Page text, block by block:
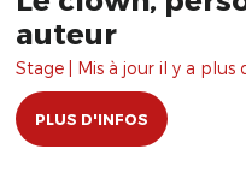
auteur
Stage | Mis à jour il y a plus
PLUS D'INFOS